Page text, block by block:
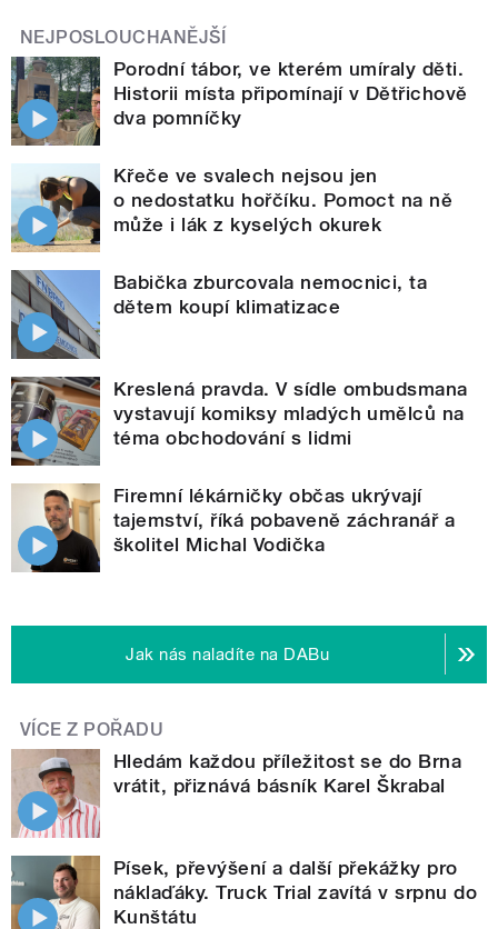
NEJPOSLOUCHANĚJŠÍ
Porodní tábor, ve kterém umíraly děti.
Historii místa připomínají v Dětřichově
dva pomníčky
Křeče ve svalech nejsou jen
o nedostatku hořčíku. Pomoct na ně
může i lák z kyselých okurek
Babička zburcovala nemocnici, ta
dětem koupí klimatizace
Kreslená pravda. V sídle ombudsmana
vystavují komiksy mladých umělců na
téma obchodování s lidmi
Firemní lékárničky občas ukrývají
tajemství, říká pobaveně záchranář a
školitel Michal Vodička
Jak nás naladíte na DABu
VÍCE Z POŘADU
Hledám každou příležitost se do Brna
vrátit, přiznává básník Karel Škrabal
Písek, převýšení a další překážky pro
náklaďáky. Truck Trial zavítá v srpnu do
Kunštátu